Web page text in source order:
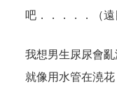
吧．．．．．（遠
我想男生尿尿會
就像用水管在澆